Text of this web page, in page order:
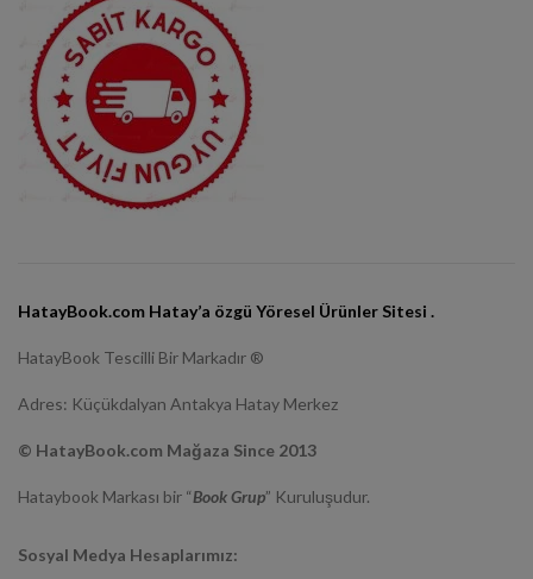
HatayBook.com Hatay’a özgü Yöresel Ürünler Sitesi .
HatayBook Tescilli Bir Markadır ®
Adres: Küçükdalyan Antakya Hatay Merkez
© HatayBook.com Mağaza Since 2013
Hataybook Markası bir “Book Grup” Kuruluşudur.
Sosyal Medya Hesaplarımız: